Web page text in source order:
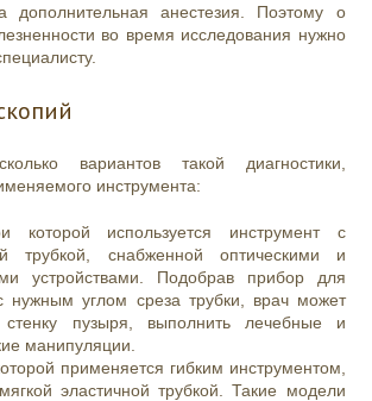
дополнительная анестезия. Поэтому о
во время исследования нужно
вариантов такой диагностики,
инструмента:
которой используется инструмент с
трубкой, снабженной оптическими и
устройствами. Подобрав прибор для
нужным углом среза трубки, врач может
пузыря, выполнить лечебные и
манипуляции
применяется гибким инструментом
эластичной трубкой. Такие модели